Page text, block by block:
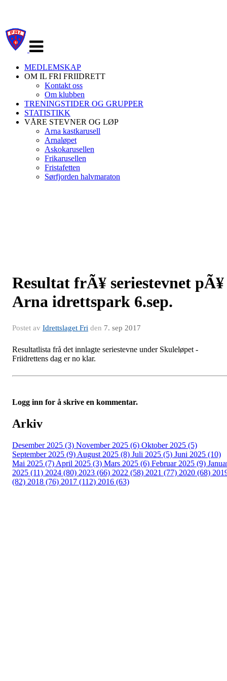
navigasjon
MEDLEMSKAP
OM IL FRI FRIIDRETT
Kontakt oss
Om klubben
TRENINGSTIDER OG GRUPPER
STATISTIKK
VÅRE STEVNER OG LØP
Arna kastkarusell
Arnaløpet
Askokarusellen
Frikarusellen
Fristafetten
Sørfjorden halvmaraton
Resultat frÃ¥ seriestevnet pÃ¥
Arna idrettspark 6.sep.
Postet av Idrettslaget Fri den 7. sep 2017
Resultatlista frå det innlagte seriestevne under Skuleløpet -
Friidrettens dag er no klar.
Logg inn for å skrive en kommentar.
Arkiv
Desember 2025 (3) November 2025 (6) Oktober 2025 (5)
September 2025 (9) August 2025 (8) Juli 2025 (5) Juni 2025 (10)
Mai 2025 (7) April 2025 (3) Mars 2025 (6) Februar 2025 (9)
2025 (11) 2024 (80) 2023 (66) 2022 (58) 2021 (77) 2020 (68)
(82) 2018 (76) 2017 (112) 2016 (63)